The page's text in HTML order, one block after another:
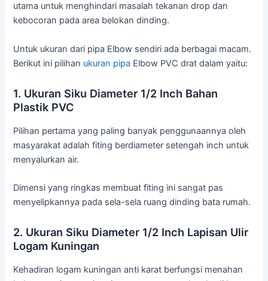
utama untuk menghindari masalah tekanan drop dan
kebocoran pada area belokan dinding.
Untuk ukuran dari pipa Elbow sendiri ada berbagai macam.
Berikut ini pilihan ukuran pipa Elbow PVC drat dalam yaitu:
1. Ukuran Siku Diameter 1/2 Inch Bahan
Plastik PVC
Pilihan pertama yang paling banyak penggunaannya oleh
masyarakat adalah fiting berdiameter setengah inch untuk
menyalurkan air.
Dimensi yang ringkas membuat fiting ini sangat pas
menyelipkannya pada sela-sela ruang dinding bata rumah.
2. Ukuran Siku Diameter 1/2 Inch Lapisan Ulir
Logam Kuningan
Kehadiran logam kuningan anti karat berfungsi menahan